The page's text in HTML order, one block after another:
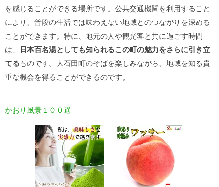
を感じることができる場所です。公共交通機関を利用すること
により、普段の生活では味わえない地域とのつながりを深める
ことができます。特に、地元の人や観光客と共に過ごす時間
は、 日本百名湯としても知られるこの町の魅力をさらに引き立
てるものです。大石田町のそばを楽しみながら、地域を知る貴
重な機会を得ることができるのです。
かおり風景１００選